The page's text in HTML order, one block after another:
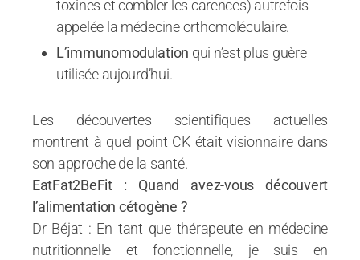
toxines et combler les carences) autrefois
appelée la médecine orthomoléculaire.
L’immunomodulation qui n’est plus guère
utilisée aujourd’hui.
Les découvertes scientifiques actuelles
montrent à quel point CK était visionnaire dans
son approche de la santé.
EatFat2BeFit : Quand avez-vous découvert
l’alimentation cétogène ?
Dr Béjat : En tant que thérapeute en médecine
nutritionnelle et fonctionnelle, je suis en